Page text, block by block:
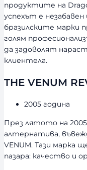
продуктите на
успехът е
бразилските марки
голям
да задоволят
клиентела.
THE VENUM
2005 година
През лятото на
алтернатива,
VENUM. Тази марка
пазара: качество и